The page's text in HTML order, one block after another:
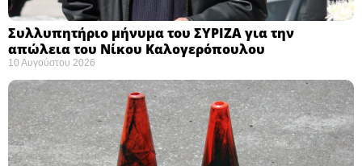
Συλλυπητήριο μήνυμα του ΣΥΡΙΖΑ για την
απώλεια του Νίκου Καλογερόπουλου ​
10 Αυγούστου 2026